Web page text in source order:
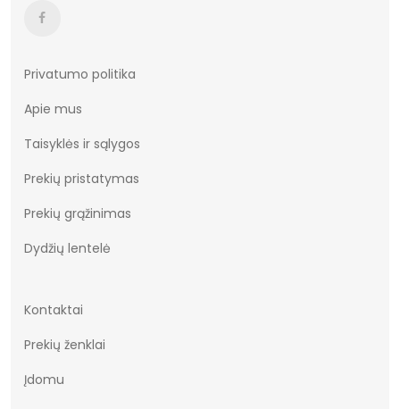
Privatumo politika
Apie mus
Taisyklės ir sąlygos
Prekių pristatymas
Prekių grąžinimas
Dydžių lentelė
Kontaktai
Prekių ženklai
Įdomu